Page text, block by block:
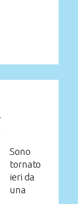
Sono
tornato
ieri da
una